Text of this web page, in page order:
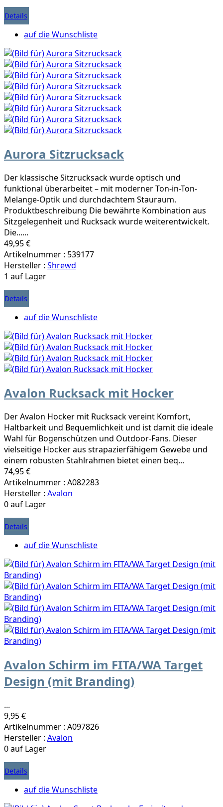
Details
auf die Wunschliste
Aurora Sitzrucksack
Der klassische Sitzrucksack wurde optisch und
funktional überarbeitet – mit moderner Ton-in-Ton-
Melange-Optik und durchdachtem Stauraum.
Produktbeschreibung Die bewährte Kombination aus
Sitzgelegenheit und Rucksack wurde weiterentwickelt.
Die......
49,95 €
Artikelnummer : 539177
Hersteller : Shrewd
1 auf Lager
Details
auf die Wunschliste
Avalon Rucksack mit Hocker
Der Avalon Hocker mit Rucksack vereint Komfort,
Haltbarkeit und Bequemlichkeit und ist damit die ideale
Wahl für Bogenschützen und Outdoor-Fans. Dieser
vielseitige Hocker aus strapazierfähigem Gewebe und
einem robusten Stahlrahmen bietet einen beq...
74,95 €
Artikelnummer : A082283
Hersteller : Avalon
0 auf Lager
Details
auf die Wunschliste
Avalon Schirm im FITA/WA Target
Design (mit Branding)
...
9,95 €
Artikelnummer : A097826
Hersteller : Avalon
0 auf Lager
Details
auf die Wunschliste